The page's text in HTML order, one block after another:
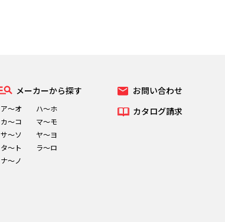
メーカーから探す
ア～オ
カ～コ
サ～ソ
タ～ト
ナ～ノ
ハ～ホ
マ～モ
ヤ～ヨ
ラ～ロ
お問い合わせ
カタログ請求